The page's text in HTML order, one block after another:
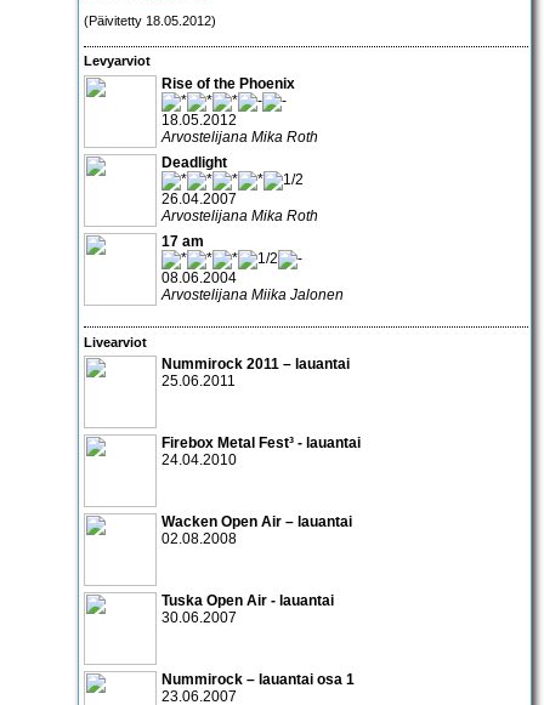
(Päivitetty 18.05.2012)
Levyarviot
Rise of the Phoenix
18.05.2012
Arvostelijana Mika Roth
Deadlight
26.04.2007
Arvostelijana Mika Roth
17 am
08.06.2004
Arvostelijana Miika Jalonen
Livearviot
Nummirock 2011 – lauantai
25.06.2011
Firebox Metal Fest³ - lauantai
24.04.2010
Wacken Open Air – lauantai
02.08.2008
Tuska Open Air - lauantai
30.06.2007
Nummirock – lauantai osa 1
23.06.2007